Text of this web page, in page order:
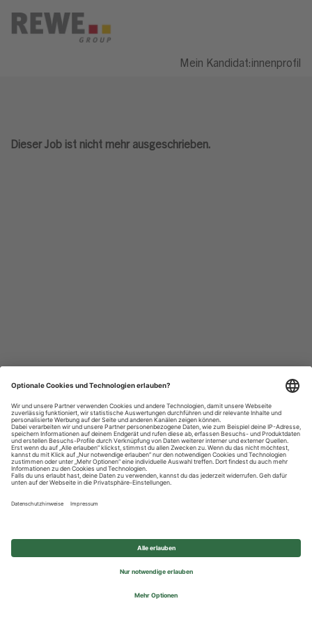
Mein Kandidat:innenprofil
Dieser Job ist nicht mehr ausgeschrieben.
Datenschutzhinweise
Impressum
Privatsphäre-Einstellungen
© 2026 REWE Group - All rights reserved